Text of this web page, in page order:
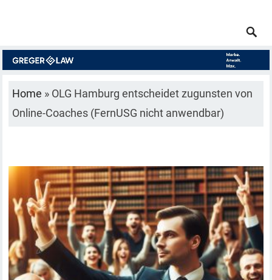
Home » OLG Hamburg entscheidet zugunsten von
Online-Coaches (FernUSG nicht anwendbar)